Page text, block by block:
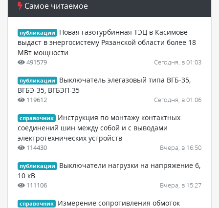
Самое читаемое
публикации
Новая газотурбинная ТЭЦ в Касимове
выдаст в энергосистему Рязанской области более 18
МВт мощности
491579 Сегодня, в 01:03
публикации
Выключатель элегазовый типа ВГБ-35,
ВГБЭ-35, ВГБЭП-35
119612 Сегодня, в 01:06
справочник
Инструкция по монтажу контактных
соединений шин между собой и с выводами
электротехнических устройств
114430 Вчера, в 16:50
публикации
Выключатели нагрузки на напряжение 6,
10 кВ
111106 Вчера, в 15:27
справочник
Измерение сопротивления обмоток